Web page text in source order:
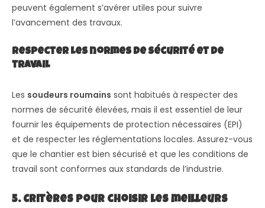
peuvent également s’avérer utiles pour suivre
l’avancement des travaux.
Respecter les normes de sécurité et de
travail
Les soudeurs roumains sont habitués à respecter des
normes de sécurité élevées, mais il est essentiel de leur
fournir les équipements de protection nécessaires (EPI)
et de respecter les réglementations locales. Assurez-vous
que le chantier est bien sécurisé et que les conditions de
travail sont conformes aux standards de l’industrie.
5. Critères pour choisir les meilleurs